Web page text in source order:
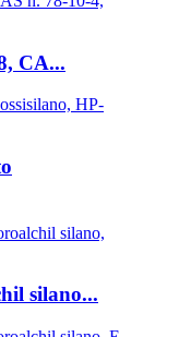
CA...
silano...